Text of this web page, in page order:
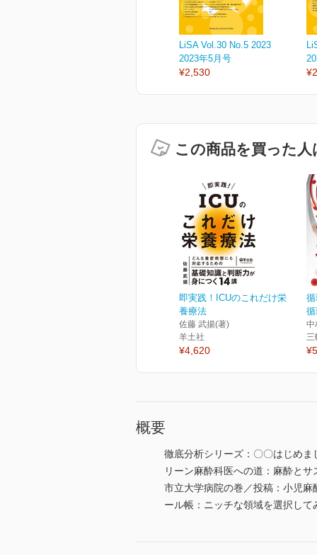
LiSA Vol.30 No.5 2023
2023年5月号
¥2,530
この商品を買った
即実践！ICUのこれだけ栄
養療法
佐藤 武揚(著)
羊土社
¥4,620
中
三
概要
徹底分析シリーズ：〇〇はじめ
リーン麻酔科医への道：麻酔と
市立大学病院の巻／投稿：小児
ール帳：ニッチな領域を選択し